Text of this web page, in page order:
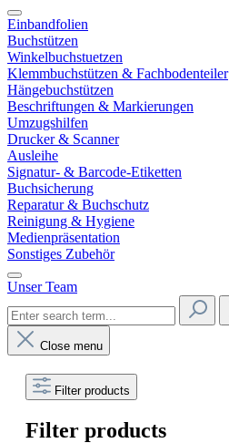
Einbandfolien
Buchstützen
Winkelbuchstuetzen
Klemmbuchstützen & Fachbodenteiler
Hängebuchstützen
Beschriftungen & Markierungen
Umzugshilfen
Drucker & Scanner
Ausleihe
Signatur- & Barcode-Etiketten
Buchsicherung
Reparatur & Buchschutz
Reinigung & Hygiene
Medienpräsentation
Sonstiges Zubehör
Unser Team
Close menu
Filter products
Filter products